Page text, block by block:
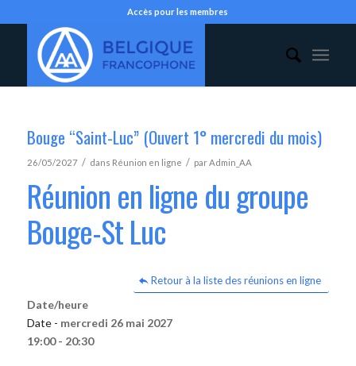
Accès pour les membres
Bouge “Saint-Luc” (Ouvert 1° mercredi du mois)
26/05/2027 / dans Réunion en ligne / parAdmin_AA
Réunion en ligne du groupe
Bouge-St Luc
Retour à la liste des réunions en ligne
Date/heure
Date - mercredi 26 mai 2027
19:00 - 20:30